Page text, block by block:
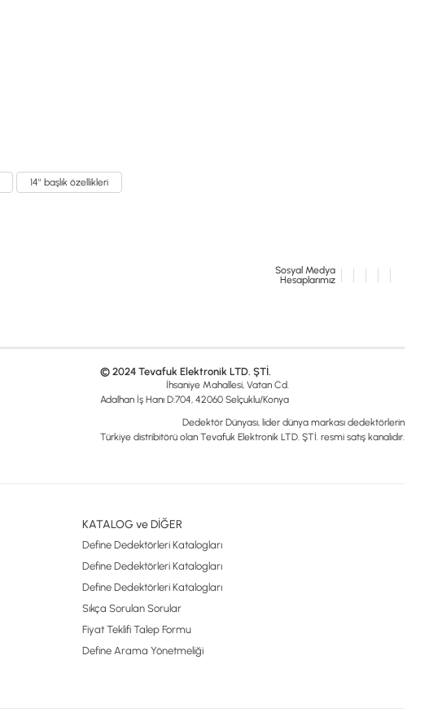
14'' başlık özellikleri
Sosyal Medya
Hesaplarımız
© 2024 Tevafuk Elektronik LTD. ŞTİ.
İhsaniye Mahallesi, Vatan Cd.
Adalhan İş Hanı D:704, 42060 Selçuklu/Konya
Dedektör Dünyası, lider dünya markası dedektörlerin
Türkiye distribitörü olan Tevafuk Elektronik LTD. ŞTİ. resmi satış kanalıdır.
KATALOG ve DİĞER
Define Dedektörleri Katalogları
Define Dedektörleri Katalogları
Define Dedektörleri Katalogları
Sıkça Sorulan Sorular
Fiyat Teklifi Talep Formu
Define Arama Yönetmeliği